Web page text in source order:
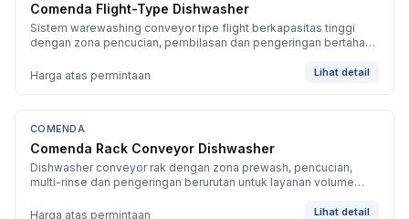
Comenda Flight-Type Dishwasher
Sistem warewashing conveyor tipe flight berkapasitas tinggi
dengan zona pencucian, pembilasan dan pengeringan bertahap
Harga atas permintaan
Lihat detail
BARU
COMENDA
Comenda Rack Conveyor Dishwasher
Dishwasher conveyor rak dengan zona prewash, pencucian,
multi-rinse dan pengeringan berurutan untuk layanan volume
Harga atas permintaan
Lihat detail